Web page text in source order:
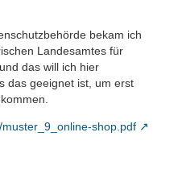
bekam ich
Landesamtes für
das will ich hier
das geeignet ist, um erst
shop.pdf